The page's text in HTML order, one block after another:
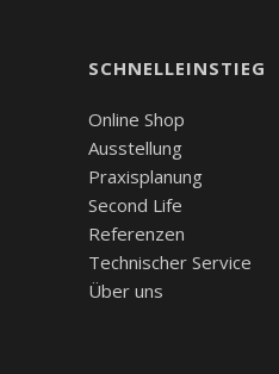
SCHNELLEINSTIEG
Online Shop
Ausstellung
Praxisplanung
Second Life
Referenzen
Technischer Service
Über uns